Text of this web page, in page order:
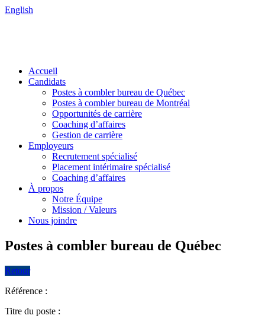
English
Accueil
Candidats
Postes à combler bureau de Québec
Postes à combler bureau de Montréal
Opportunités de carrière
Coaching d’affaires
Gestion de carrière
Employeurs
Recrutement spécialisé
Placement intérimaire spécialisé
Coaching d’affaires
À propos
Notre Équipe
Mission / Valeurs
Nous joindre
Postes à combler bureau de Québec
Retour
Référence :
Titre du poste :